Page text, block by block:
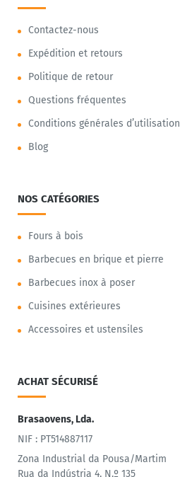
Contactez-nous
Expédition et retours
Politique de retour
Questions fréquentes
Conditions générales d’utilisation
Blog
NOS CATÉGORIES
Fours à bois
Barbecues en brique et pierre
Barbecues inox à poser
Cuisines extérieures
Accessoires et ustensiles
ACHAT SÉCURISÉ
Brasaovens, Lda.
NIF : PT514887117
Zona Industrial da Pousa/Martim
Rua da Indústria 4, N.º 135